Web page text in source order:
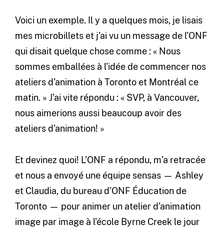
Voici un exemple. Il y a quelques mois, je lisais
mes microbillets et j’ai vu un message de l’ONF
qui disait quelque chose comme : « Nous
sommes emballées à l’idée de commencer nos
ateliers d’animation à Toronto et Montréal ce
matin. » J’ai vite répondu : « SVP, à Vancouver,
nous aimerions aussi beaucoup avoir des
ateliers d’animation! »
Et devinez quoi! L’ONF a répondu, m’a retracée
et nous a envoyé une équipe sensas — Ashley
et Claudia, du bureau d’ONF Éducation de
Toronto — pour animer un atelier d’animation
image par image à l’école Byrne Creek le jour